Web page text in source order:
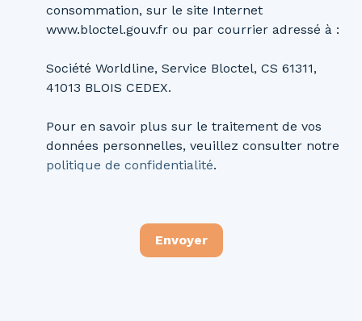
consommation, sur le site Internet
www.bloctel.gouv.fr ou par courrier adressé à :
Société Worldline, Service Bloctel, CS 61311,
41013 BLOIS CEDEX.
Pour en savoir plus sur le traitement de vos
données personnelles, veuillez consulter notre
politique de confidentialité.
Envoyer